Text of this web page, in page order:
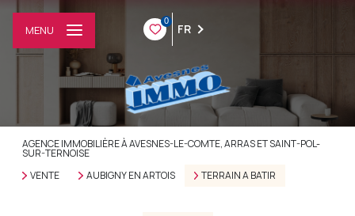
0
FR
MENU
AGENCE IMMOBILIÈRE À AVESNES-LE-COMTE, ARRAS ET SAINT-POL-
SUR-TERNOISE
VENTE
AUBIGNY EN ARTOIS TERRAIN A BATIR